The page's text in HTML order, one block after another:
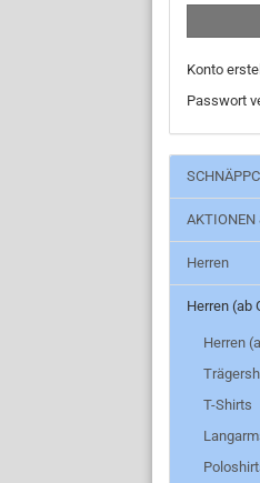
Konto
Passwort
AKTIONEN
Herren
Herren (ab
Herren
T-Shirts